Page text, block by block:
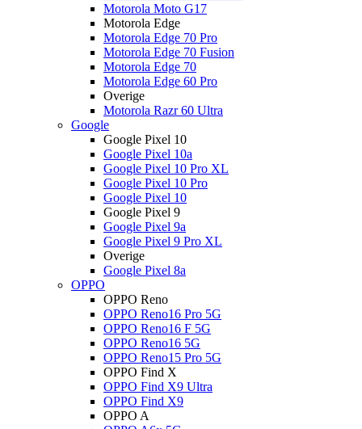
Motorola Moto G17
Motorola Edge
Motorola Edge 70 Pro
Motorola Edge 70 Fusion
Motorola Edge 70
Motorola Edge 60 Pro
Overige
Motorola Razr 60 Ultra
Google
Google Pixel 10
Google Pixel 10a
Google Pixel 10 Pro XL
Google Pixel 10 Pro
Google Pixel 10
Google Pixel 9
Google Pixel 9a
Google Pixel 9 Pro XL
Overige
Google Pixel 8a
OPPO
OPPO Reno
OPPO Reno16 Pro 5G
OPPO Reno16 F 5G
OPPO Reno16 5G
OPPO Reno15 Pro 5G
OPPO Find X
OPPO Find X9 Ultra
OPPO Find X9
OPPO A